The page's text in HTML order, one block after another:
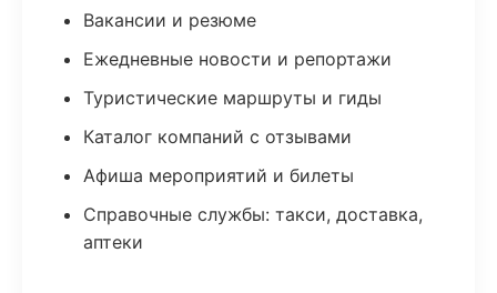
Вакансии и резюме
Ежедневные новости и репортажи
Туристические маршруты и гиды
Каталог компаний с отзывами
Афиша мероприятий и билеты
Справочные службы: такси, доставка,
аптеки